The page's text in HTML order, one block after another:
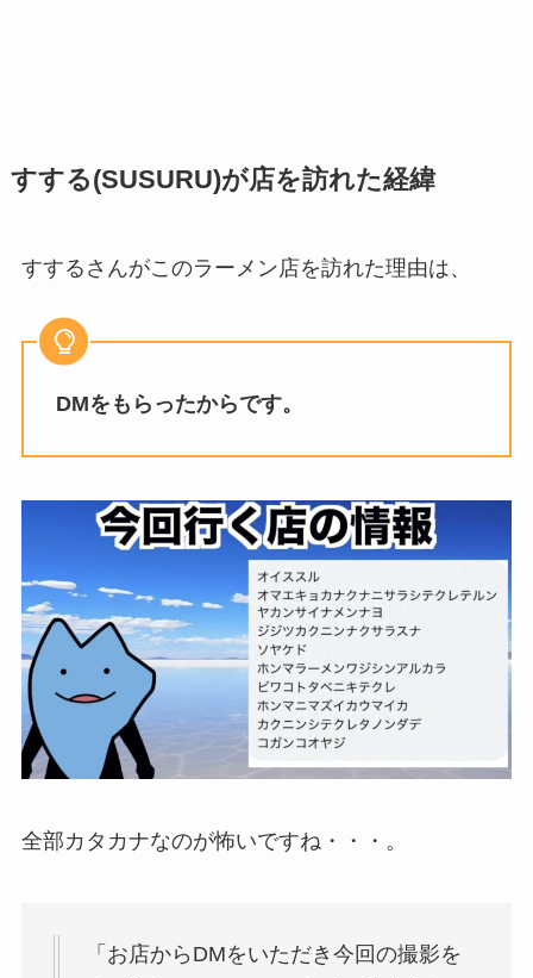
すする(SUSURU)が店を訪れた経緯
すするさんがこのラーメン店を訪れた理由は、
DMをもらったからです。
全部カタカナなのが怖いですね・・・。
「お店からDMをいただき今回の撮影を